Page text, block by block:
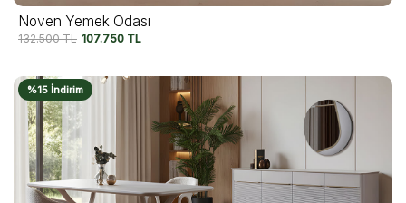
Noven Yemek Odası
132.500TL 107.750 TL
%15 İndirim